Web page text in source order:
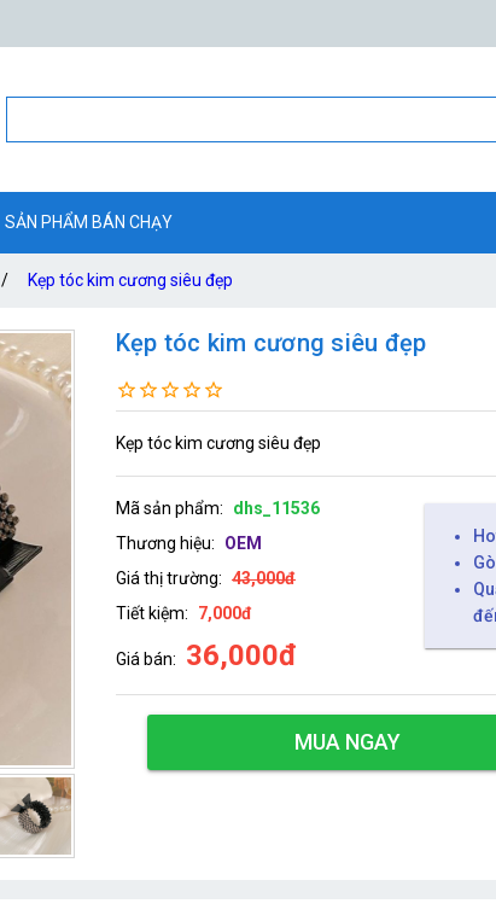
SẢN PHẨM BÁN CHẠY
/ Kẹp tóc kim cương siêu đẹp
Kẹp tóc kim cương siêu đẹp
Kẹp tóc kim cương siêu đẹp
Mã sản phẩm:
dhs_11536
Thương hiệu:
OEM
Giá thị trường: 43,000đ
Tiết kiệm:
7,000đ
Giá bán: 36,000đ
MUA NGAY